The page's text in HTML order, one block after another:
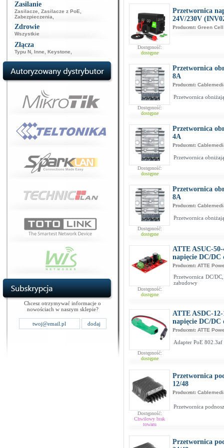
Zasilanie
Zasilacze Zasilacze z PoE
Zabezpieczenia
Zdrowie
Wszystkie
Złącza
Typu N Inne Keystone
Chcesz otrzymywać informacje o
nowościach w naszym sklepie?
Dostępność:
dostępne
Przetwornica
24V/230V
Producent: Green Cell
Dostępność:
dostępne
Przetwornica
8A
Producent:
Przetwornica
Dostępność:
dostępne
Przetwornica
4A
Producent:
Przetwornica
Dostępność:
dostępne
Przetwornica
8A
Producent:
Przetwornica
Dostępność:
dostępne
ATTE ASUC-
napięcie DC/DC
Producent: ATTE
Przetwornica DC/
zabudowy
Dostępność:
dostępne
ATTE ASDC-
napięcie DC/DC
Producent: ATTE
Adapter PoE
Dostępność:
Chwilowy brak
towaru
Przetwornica
12/48
Producent:
Przetwornica
Przetwornica